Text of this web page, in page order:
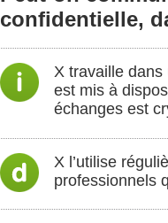
confidentielle,
X travaille
est mis à
échanges est
X l’utilise
professionnels